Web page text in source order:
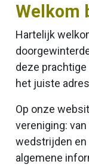
Welkom
Hartelijk
deze prachtige
het juiste
Op onze
vereniging:
wedstrijden en
algemene